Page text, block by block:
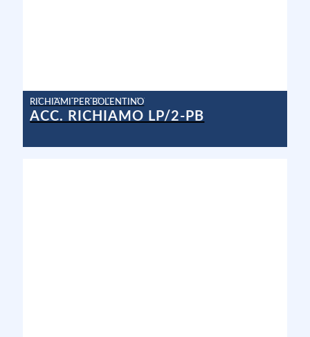
RICHIAMI PER BOLENTINO
ACC. RICHIAMO LP/2-PB